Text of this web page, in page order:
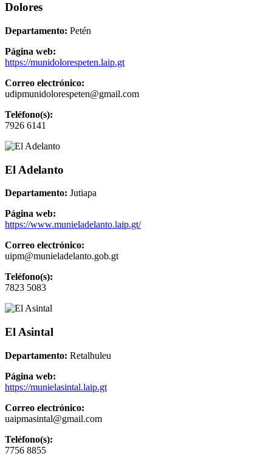
Dolores
Departamento: Petén
Página web:
https://munidolorespeten.laip.gt
Correo electrónico:
udipmunidolorespeten@gmail.com
Teléfono(s):
7926 6141
El Adelanto
Departamento: Jutiapa
Página web:
https://www.munieladelanto.laip.gt/
Correo electrónico:
uipm@munieladelanto.gob.gt
Teléfono(s):
7823 5083
El Asintal
Departamento: Retalhuleu
Página web:
https://munielasintal.laip.gt
Correo electrónico:
uaipmasintal@gmail.com
Teléfono(s):
7756 8855